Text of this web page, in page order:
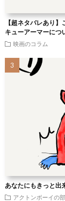
【超ネタバレあり
キューアーマーにつ
映画のコラム
あなたにもきっと出
アクトンボーイの